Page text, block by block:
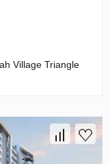
Village Triangle